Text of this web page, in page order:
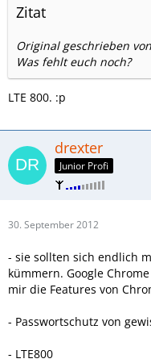
Zitat
Original geschrieben
Was fehlt euch noch?
LTE 800. :p
drexter
Junior Profi
30. September 2012
- sie sollten sich endlich
kümmern. Google
mir die Features von
- Passwortschutz von
- LTE800